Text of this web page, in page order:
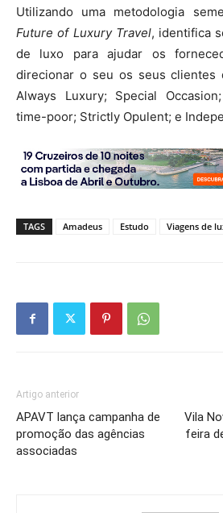
Utilizando uma metodologia
Future of Luxury Travel, identifica
de luxo para ajudar os
direcionar o seu os seus clientes
Always Luxury; Special
time-poor; Strictly Opulent; e
TAGS Amadeus Estudo Viagens de
Artigo anterior
APAVT lança campanha de
promoção das agências
associadas
Vila
feira